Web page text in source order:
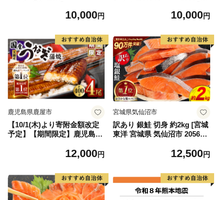
10,000円 10,000円
鹿児島県鹿屋市
【10/1(木)より寄附金額改定
予定】【期間限定】鹿児島県
12,000円
宮城県気仙沼市
訳あり 銀鮭 切身 約2kg [宮城
東洋 宮城県 気仙沼市 205649
格外 不揃い さけ サケ 鮭切身
切り身 魚 わけあり
12,500円